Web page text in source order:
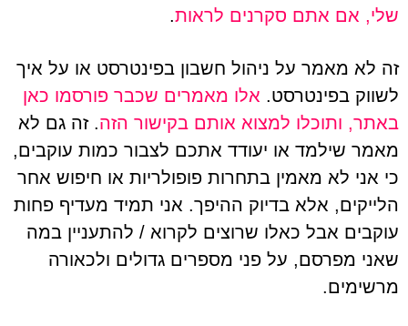
שלי, אם אתם סקרנים לראות.
זה לא מאמר על ניהול חשבון בפינטרסט או על איך
לשווק בפינטרסט. אלו מאמרים שכבר פורסמו כאן
באתר, ותוכלו למצוא אותם בקישור הזה. זה גם לא
מאמר שילמד או יעודד אתכם לצבור כמות עוקבים,
כי אני לא מאמין בתחרות פופולריות או חיפוש אחר
הלייקים, אלא בדיוק ההיפך. אני תמיד מעדיף פחות
עוקבים אבל כאלו שרוצים לקרוא / להתעניין במה
שאני מפרסם, על פני מספרים גדולים ולכאורה
מרשימים.